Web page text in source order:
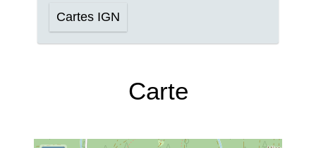
Cartes IGN
Carte